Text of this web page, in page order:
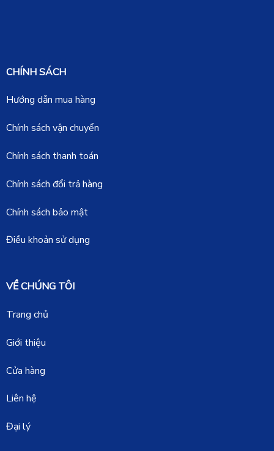
CHÍNH SÁCH
Hướng dẫn mua hàng
Chính sách vận chuyển
Chính sách thanh toán
Chính sách đổi trả hàng
Chính sách bảo mật
Điều khoản sử dụng
VỀ CHÚNG TÔI
Trang chủ
Giới thiệu
Cửa hàng
Liên hệ
Đại lý